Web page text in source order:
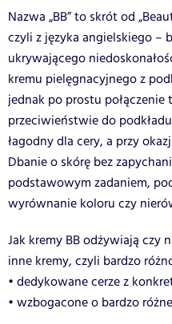
Nazwa „BB” to skrót od
czyli z języka angielskiego –
ukrywającego
kremu pielęgnacyjnego z
jednak po prostu
przeciwieństwie do
łagodny dla cery, a przy
Dbanie o skórę bez
podstawowym zadaniem,
wyrównanie koloru czy
Jak kremy BB odżywiają czy
inne kremy, czyli bardzo
• dedykowane cerze z
• wzbogacone o bardzo